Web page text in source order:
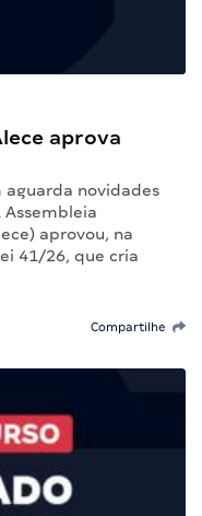
aprova
novidades
Assembleia
aprovou, na
41/26, que cria
Compartilhe